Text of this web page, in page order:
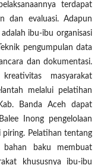
terdapat
dan evaluasi. Adapun
ibu-ibu organisasi
pengumpulan data
dan dokumentasi.
masyarakat
melalui pelatihan
Banda Aceh dapat
Inong pengelolaan
piring. Pelatihan tentang
bahan baku membuat
khususnya ibu-ibu